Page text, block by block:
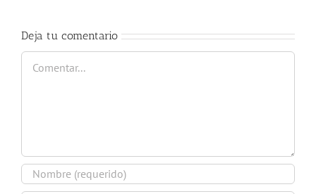
Deja tu comentario
Comentar